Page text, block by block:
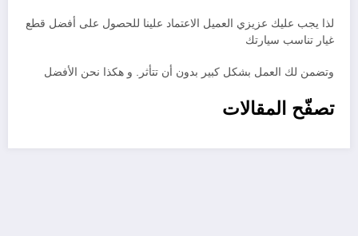
لذا يجب عليك عزيزي العميل الاعتماد علينا للحصول على أفضل قطع
غيار تناسب سيارتك
وتضمن لك العمل بشكل كبير بدون أن تتأثر. و هكذا نحن الأفضل
تصفّح المقالات